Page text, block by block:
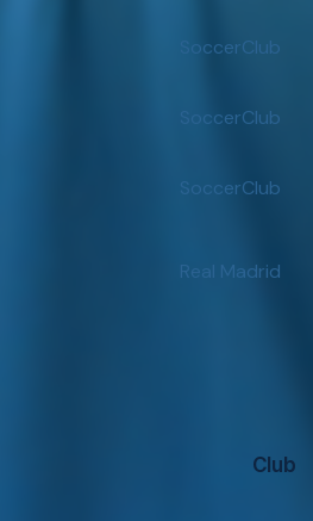
SoccerClub
SoccerClub
SoccerClub
Real Madrid
Club